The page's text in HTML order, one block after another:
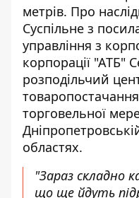
метрів. Про
Суспільне з
управління з
корпорації "АТБ"
розподільчий
торговельної
областях.
"Зараз складно
що ще йдуть